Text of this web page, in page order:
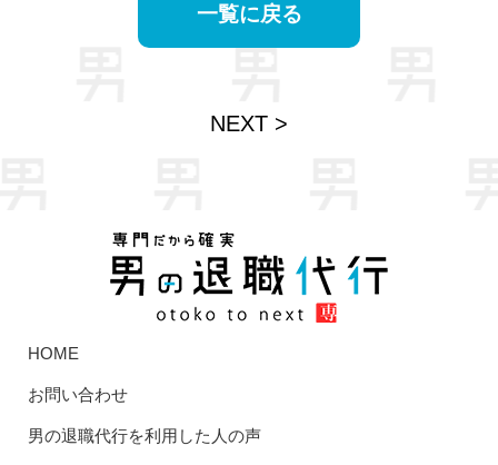
一覧に戻る
NEXT >
HOME
お問い合わせ
男の退職代行を利用した人の声